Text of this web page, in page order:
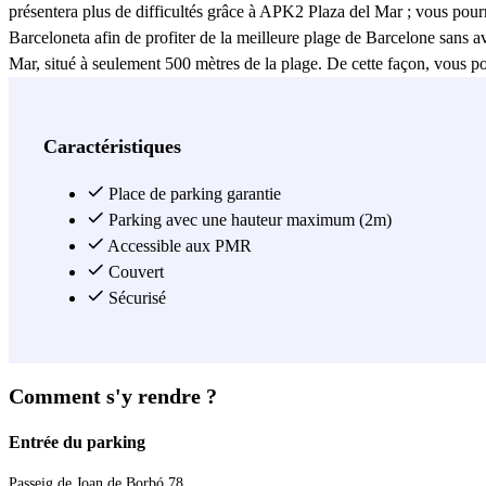
présentera plus de difficultés grâce à APK2 Plaza del Mar ; vous
Barceloneta afin de profiter de la meilleure plage de Barcelone sans
Mar, situé à seulement 500 mètres de la plage. De cette façon, vous
difficulté votre véhicule dans le parking APK2 Plaza del Mar et
distance, APK2 Plaza del Mar vous permet également de
parking de Barcelone est ouvert 24h/24 tous les jours de l'année.
vous arriverez ou sortirez du parking. Enfin, stationner près du parc
d'heure à pied.
Voir plus
Caractéristiques
Place de parking garantie
Parking avec une hauteur maximum (2m)
Accessible aux PMR
Couvert
Sécurisé
Comment s'y rendre ?
Entrée du parking